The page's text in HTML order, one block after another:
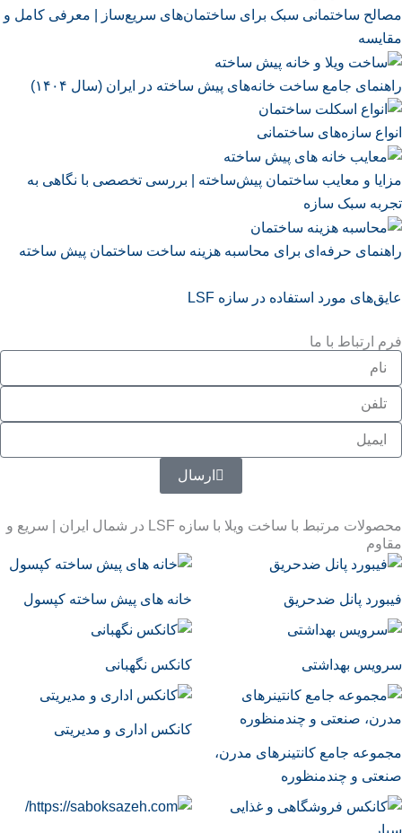
مصالح ساختمانی سبک برای ساختمان‌های سریع‌ساز | معرفی کامل و
مقایسه
راهنمای جامع ساخت خانه‌های پیش ساخته در ایران (سال ۱۴۰۴)
انواع سازه‌های ساختمانی
مزایا و معایب ساختمان پیش‌ساخته | بررسی تخصصی با نگاهی به
تجربه سبک سازه
راهنمای حرفه‌ای برای محاسبه هزینه ساخت ساختمان پیش ساخته
عایق‌های مورد استفاده در سازه LSF
فرم ارتباط با ما
Full
Name
Phone
Email
ارسال
محصولات مرتبط با ساخت ویلا با سازه LSF در شمال ایران | سریع و
مقاوم
فیبورد پانل ضدحریق خانه های پیش ساخته کپسول
سرویس بهداشتی کانکس نگهبانی
مجموعه جامع کانتینرهای مدرن،
صنعتی و چندمنظوره
کانکس اداری و مدیریتی